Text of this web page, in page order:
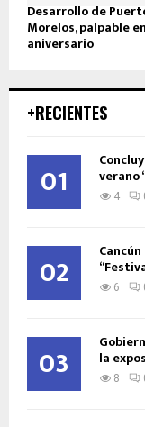
Desarrollo de
Morelos, palpable
aniversario
+RECIENTES
01 verano
4
02 6
03 la
8